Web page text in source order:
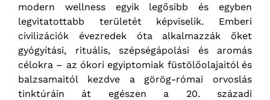
modern wellness egyik legősibb és egyben
legvitatottabb területét képviselik. Emberi
civilizációk évezredek óta alkalmazzák őket
gyógyítási, rituális, szépségápolási és aromás
célokra – az ókori egyiptomiak füstölőolajaitól és
balzsamaitól kezdve a görög-római orvoslás
tinktúráin át egészen a 20. századi